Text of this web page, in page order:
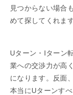
見つからない場合
めて探してくれます
Uターン・Iターン
業への交渉力が高
になります。反面
本当にUターンす